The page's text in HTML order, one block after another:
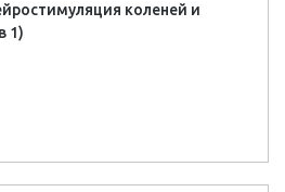
коленей и
1)